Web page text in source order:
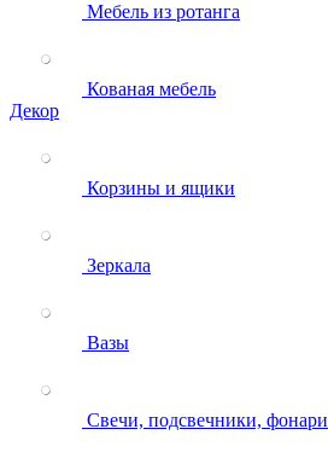
Мебель из ротанга
Кованая мебель
Декор
Корзины и ящики
Зеркала
Вазы
Свечи, подсвечники, фонари